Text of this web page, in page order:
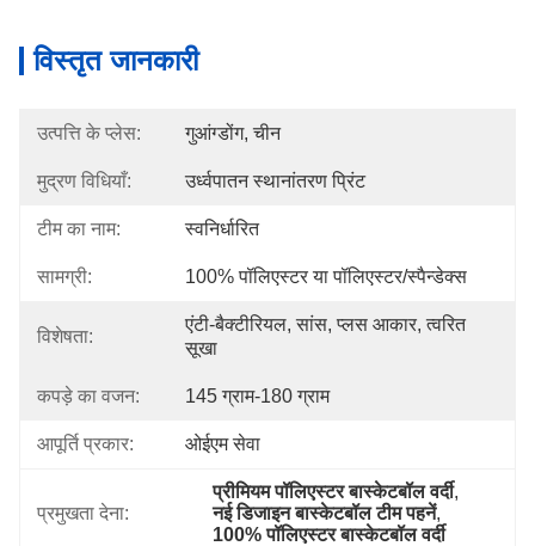
विस्तृत जानकारी
उत्पत्ति के प्लेस: गुआंग्डोंग, चीन
मुद्रण विधियाँ: उर्ध्वपातन स्थानांतरण प्रिंट
टीम का नाम: स्वनिर्धारित
सामग्री: 100% पॉलिएस्टर या पॉलिएस्टर/स्पैन्डेक्स
विशेषता:
एंटी-बैक्टीरियल, सांस, प्लस आकार, त्वरित
सूखा
कपड़े का वजन: 145 ग्राम-180 ग्राम
आपूर्ति प्रकार: ओईएम सेवा
प्रमुखता देना:
प्रीमियम पॉलिएस्टर बास्केटबॉल वर्दी,
नई डिजाइन बास्केटबॉल टीम पहनें,
100% पॉलिएस्टर बास्केटबॉल वर्दी